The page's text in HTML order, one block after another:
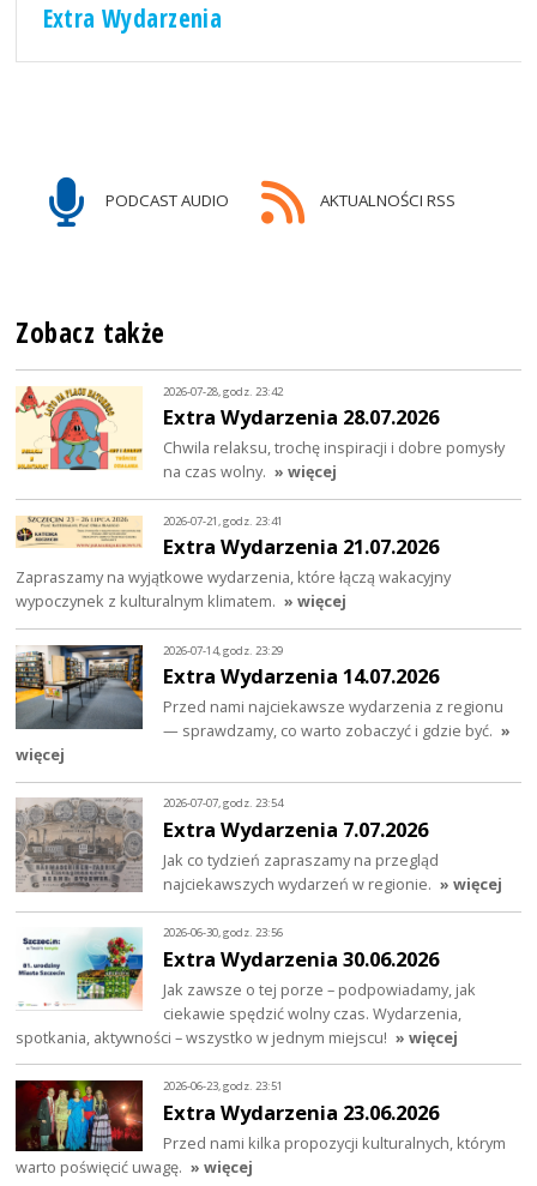
Extra Wydarzenia
PODCAST AUDIO AKTUALNOŚCI RSS
Zobacz także
2026-07-28, godz. 23:42
Extra Wydarzenia 28.07.2026
Chwila relaksu, trochę inspiracji i dobre pomysły
na czas wolny. » więcej
2026-07-21, godz. 23:41
Extra Wydarzenia 21.07.2026
Zapraszamy na wyjątkowe wydarzenia, które łączą wakacyjny
wypoczynek z kulturalnym klimatem. » więcej
2026-07-14, godz. 23:29
Extra Wydarzenia 14.07.2026
Przed nami najciekawsze wydarzenia z regionu
— sprawdzamy, co warto zobaczyć i gdzie być. »
więcej
2026-07-07, godz. 23:54
Extra Wydarzenia 7.07.2026
Jak co tydzień zapraszamy na przegląd
najciekawszych wydarzeń w regionie. » więcej
2026-06-30, godz. 23:56
Extra Wydarzenia 30.06.2026
Jak zawsze o tej porze – podpowiadamy, jak
ciekawie spędzić wolny czas. Wydarzenia,
spotkania, aktywności – wszystko w jednym miejscu! » więcej
2026-06-23, godz. 23:51
Extra Wydarzenia 23.06.2026
Przed nami kilka propozycji kulturalnych, którym
warto poświęcić uwagę. » więcej